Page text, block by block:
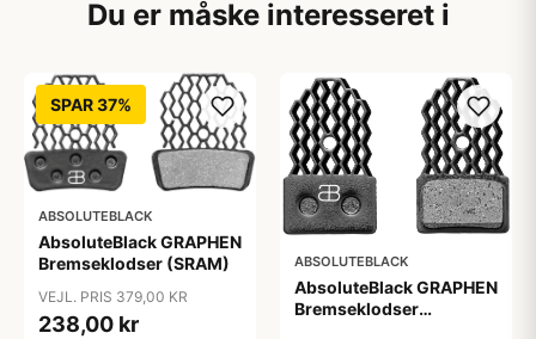
Du er måske interesseret i
SPAR 37%
ABSOLUTEBLACK
AbsoluteBlack GRAPHEN
Bremseklodser (SRAM)
VEJL. PRIS 379,00 KR
238,00 kr
ABSOLUTEBLACK
AbsoluteBlack GRAPHEN
Bremseklodser